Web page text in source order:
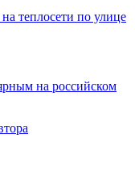
теплосети по улице
на российском